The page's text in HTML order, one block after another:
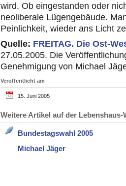
wird. Ob eingestanden oder
neoliberale Lügengebäude.
Peinlichkeit, wieder ans Licht
Quelle: FREITAG. Die Ost-
27.05.2005. Die
Genehmigung von Michael
Veröffentlicht am
15. Juni 2005
Weitere Artikel auf der
Bundestagswahl 2005
Michael Jäger